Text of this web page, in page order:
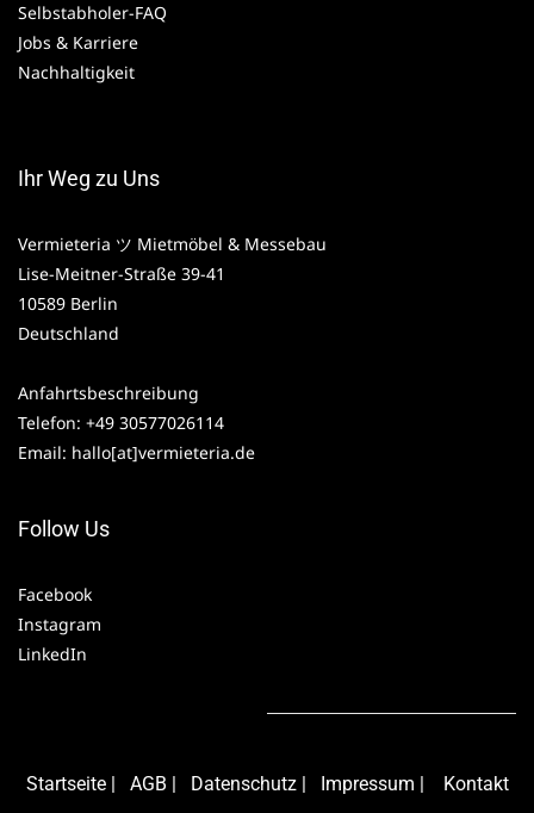
Selbstabholer-FAQ
Jobs & Karriere
Nachhaltigkeit
Ihr Weg zu Uns
Vermieteria ツ Mietmöbel & Messebau
Lise-Meitner-Straße 39-41
10589 Berlin
Deutschland
Anfahrtsbeschreibung
Telefon: +49 30577026114
Email: hallo[at]vermieteria.de
Follow Us
Facebook
Instagram
LinkedIn
Startseite| AGB Datenschutz| Impressum Kontakt